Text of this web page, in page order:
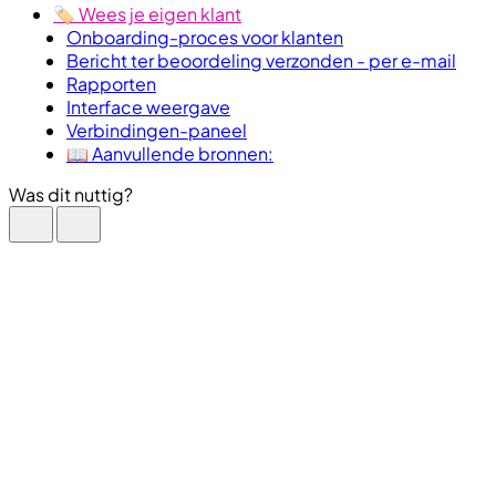
🏷️ Wees je eigen klant
Onboarding-proces voor klanten
Bericht ter beoordeling verzonden - per e-mail
Rapporten
Interface weergave
Verbindingen-paneel
📖 Aanvullende bronnen:
Was dit nuttig?